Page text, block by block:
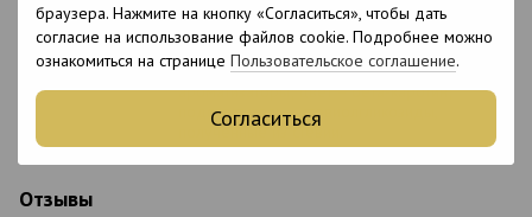
браузера. Нажмите на кнопку «Согласиться», чтобы дать
согласие на использование файлов cookie. Подробнее можно
ознакомиться на странице Пользовательское соглашение.
Согласиться
Состав
Гидролизат рыбного коллагена, гиалуронат
Вспомогательные вещества: мальтодекстрин;
ароматизаторы; цвет – бета-каротин;
подсластитель – стевиолгликозиды,
полученные из стевии.
Отзывы